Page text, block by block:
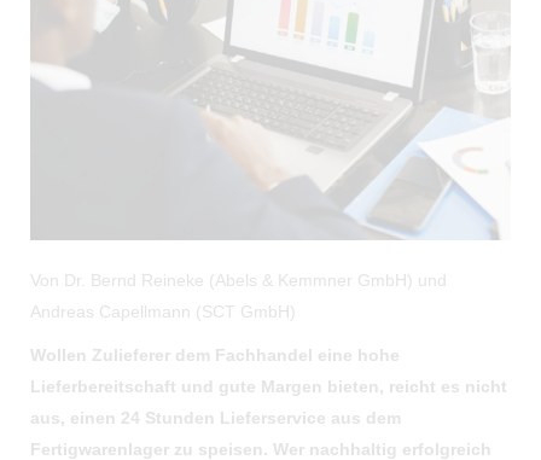
Von Dr. Bernd Reineke (Abels & Kemmner GmbH) und
Andreas Capellmann (SCT GmbH)
Wollen Zulieferer dem Fachhandel eine hohe
Lieferbereitschaft und gute Margen bieten, reicht es nicht
aus, einen 24 Stunden Lieferservice aus dem
Fertigwarenlager zu speisen. Wer nachhaltig erfolgreich